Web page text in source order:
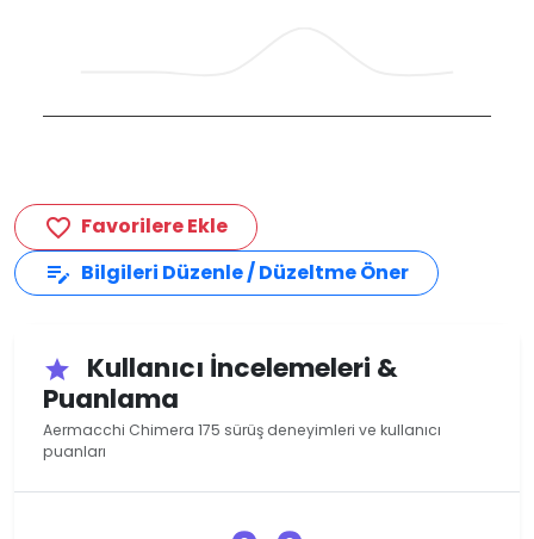
favorite_border Favorilere Ekle
edit_note Bilgileri Düzenle / Düzeltme Öner
star
Kullanıcı İncelemeleri &
Puanlama
Aermacchi Chimera 175 sürüş deneyimleri ve kullanıcı
puanları